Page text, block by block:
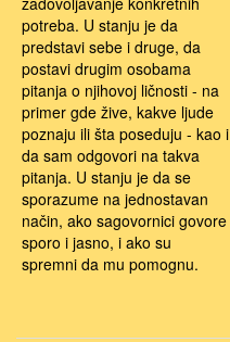
potreba. U stanju je da
predstavi sebe i druge, da
postavi drugim osobama
pitanja o njihovoj ličnosti - na
primer gde žive, kakve ljude
poznaju ili šta poseduju - kao i
da sam odgovori na takva
pitanja. U stanju je da se
sporazume na jednostavan
način, ako sagovornici govore
sporo i jasno, i ako su
spremni da mu pomognu.